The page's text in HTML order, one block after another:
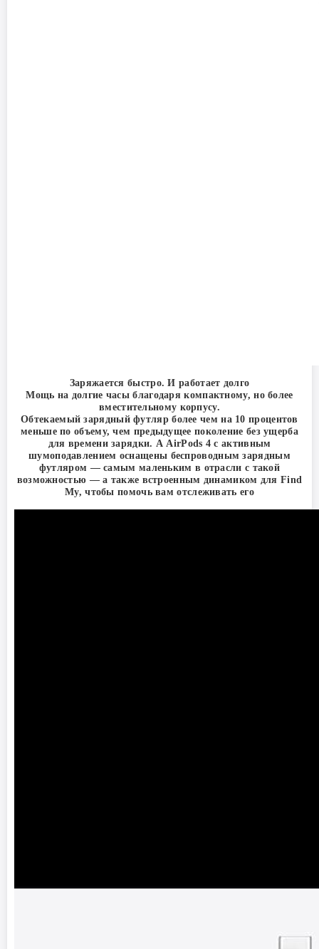
Заряжается быстро. И работает долго
Мощь на долгие часы благодаря компактному, но более
вместительному корпусу.
Обтекаемый зарядный футляр более чем на 10 процентов
меньше по объему, чем предыдущее поколение без ущерба
для времени зарядки. А AirPods 4 с активным
шумоподавлением оснащены беспроводным зарядным
футляром — самым маленьким в отрасли с такой
возможностью — а также встроенным динамиком для Find
My, чтобы помочь вам отслеживать его